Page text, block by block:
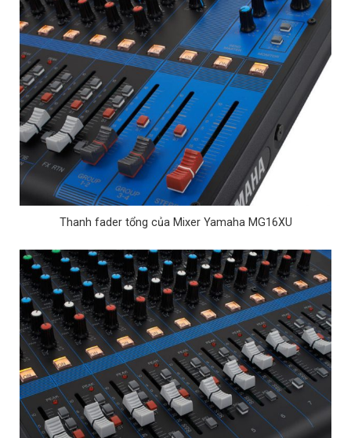
Thanh fader tổng của Mixer Yamaha MG16XU